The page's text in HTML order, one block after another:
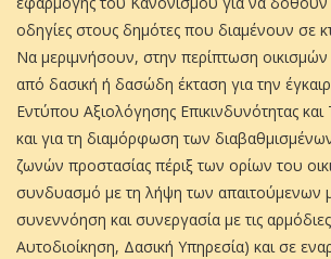
οδηγίες στους δημότες που διαμένουν σε
Να μεριμνήσουν, στην περίπτωση οικισμών
από δασική ή δασώδη έκταση για την
Εντύπου Αξιολόγησης Επικινδυνότητας και
και για τη διαμόρφωση των
ζωνών προστασίας πέριξ των ορίων του
συνδυασμό με τη λήψη των απαιτούμενων
συνεννόηση και συνεργασία με τις
Αυτοδιοίκηση, Δασική Υπηρεσία) και σε